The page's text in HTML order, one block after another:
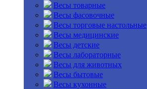
Весы товарные
Весы фасовочные
Весы торговые настольные
Весы медицинские
Весы детские
Весы лабораторные
Весы для животных
Весы бытовые
Весы кухонные